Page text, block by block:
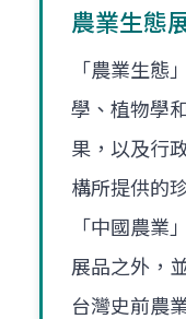
農業生態
「農業生態
學、植物學
果，以及行
構所提供的
「中國農業
展品之外，
台灣史前農